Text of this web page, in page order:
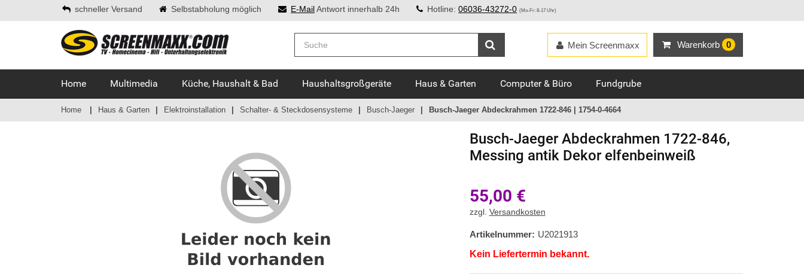
schneller Versand Selbstabholung möglich E-MailAntwort innerhalb 24h Hotline: 06036-43272-0 (Mo-Fr: 8-17 Uhr)
Warenkorb 0
Mein Screenmaxx
Home Multimedia Küche, Haushalt & Bad Haushaltsgroßgeräte Haus & Garten Computer & Büro Fundgrube
Home Haus & Garten Elektroinstallation Schalter- & Steckdosensysteme Busch-Jaeger Busch-Jaeger Abdeckrahmen 1722-846 | 1754-0-4664
Busch-Jaeger Abdeckrahmen 1722-846,
Messing antik Dekor elfenbeinweiß
55,00 €
zzgl. Versandkosten
Artikelnummer: U2021913
Kein Liefertermin bekannt.